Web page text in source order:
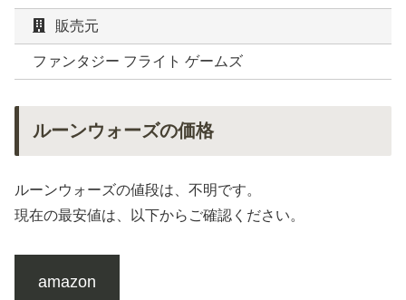
販売元
ファンタジー フライト ゲームズ
ルーンウォーズの価格
ルーンウォーズの値段は、不明です。
現在の最安値は、以下からご確認ください。
amazon